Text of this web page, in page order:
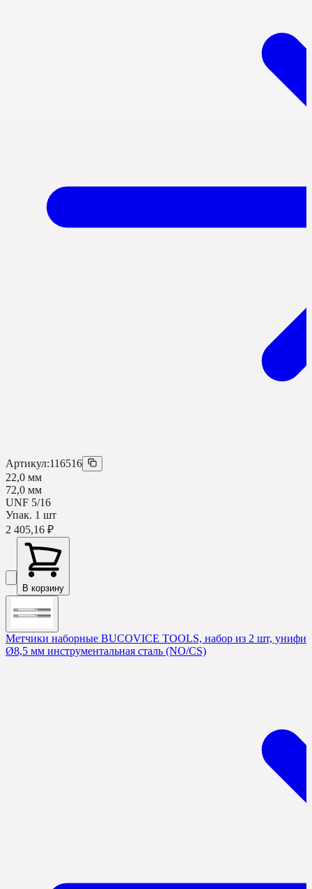
Артикул:116516
22,0 мм
72,0 мм
UNF 5/16
Упак. 1 шт
2 405,16 ₽
В корзину
Метчики наборные BUCOVICE TOOLS, набор из 2 шт,
Ø8,5 мм инструментальная сталь (NO/CS)